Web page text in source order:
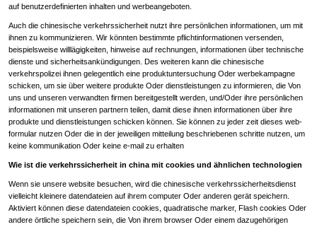
auf benutzerdefinierten inhalten und werbeangeboten.
Auch die chinesische verkehrssicherheit nutzt ihre persönlichen informationen, um mit
ihnen zu kommunizieren. Wir könnten bestimmte pflichtinformationen versenden,
beispielsweise willlägigkeiten, hinweise auf rechnungen, informationen über technische
dienste und sicherheitsankündigungen. Des weiteren kann die chinesische
verkehrspolizei ihnen gelegentlich eine produktuntersuchung Oder werbekampagne
schicken, um sie über weitere produkte Oder dienstleistungen zu informieren, die Von
uns und unseren verwandten firmen bereitgestellt werden, und/Oder ihre persönlichen
informationen mit unseren partnern teilen, damit diese ihnen informationen über ihre
produkte und dienstleistungen schicken können. Sie können zu jeder zeit dieses web-
formular nutzen Oder die in der jeweiligen mitteilung beschriebenen schritte nutzen, um
keine kommunikation Oder keine e-mail zu erhalten
Wie ist die verkehrssicherheit in china mit cookies und ähnlichen technologien
Wenn sie unsere website besuchen, wird die chinesische verkehrssicherheitsdienst
vielleicht kleinere datendateien auf ihrem computer Oder anderen gerät speichern.
Aktiviert können diese datendateien cookies, quadratische marker, Flash cookies Oder
andere örtliche speichern sein, die Von ihrem browser Oder einem dazugehörigen